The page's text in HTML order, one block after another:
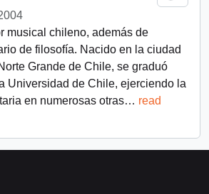
musical chileno, además de
de filosofía. Nacido en la ciudad
Grande de Chile, se graduó
Universidad de Chile, ejerciendo la
en numerosas otras… read